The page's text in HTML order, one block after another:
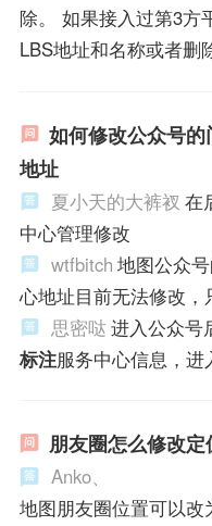
除。 如果接入过第3方
LBS地址和名称或者删
如何修改公众号
地址
夏小天的大裤衩 在
中心管理修改
wtfbitch 地图公众
心地址目前无法修改，
思密哒进入公众号
标注服务中心信息，进
朋友圈怎么修改定
Anko、
地图朋友圈位置可以改